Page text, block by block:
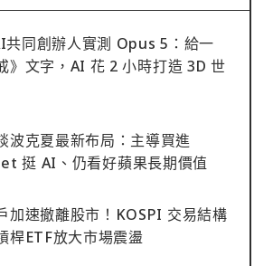
同創辦人實測 Opus 5：給一
》文字，AI 花 2 小時打造 3D 世
波克夏最新布局：主導買進
挺 AI、仍看好蘋果長期價值
加速撤離股市！KOSPI 交易結構
桿ETF放大市場震盪